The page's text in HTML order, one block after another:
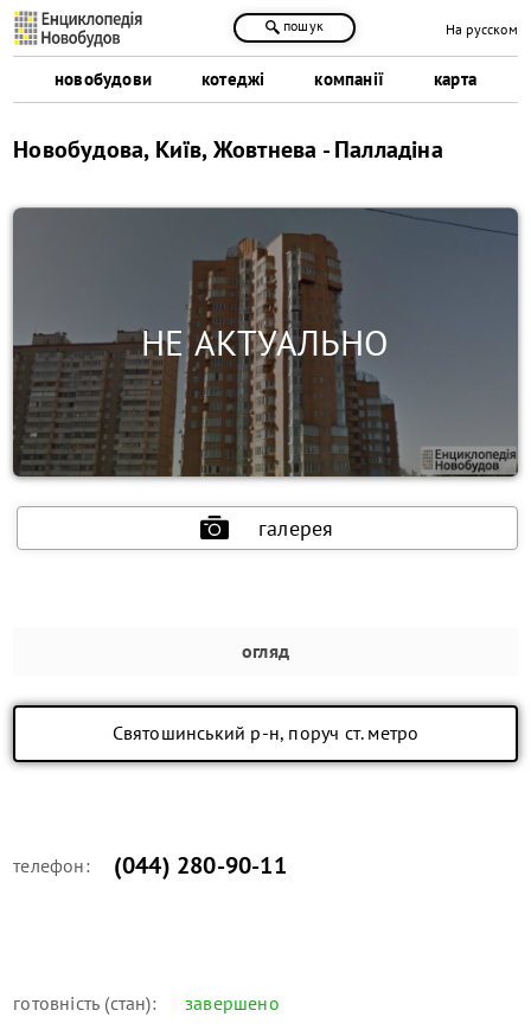
новобудови котеджі компанії карта
пошук На русском
Новобудова, Київ, Жовтнева - Палладіна
галерея
огляд
Святошинський р-н, поруч ст. метро
телефон: (044) 280-90-11
готовність (стан): завершено